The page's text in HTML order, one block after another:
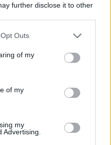
further disclose it to other
Outs
of my
of my
my
Advertising.